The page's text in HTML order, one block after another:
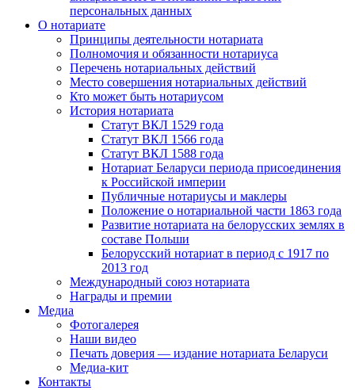
персональных данных
О нотариате
Принципы деятельности нотариата
Полномочия и обязанности нотариуса
Перечень нотариальных действий
Место совершения нотариальных действий
Кто может быть нотариусом
История нотариата
Статут ВКЛ 1529 года
Статут ВКЛ 1566 года
Статут ВКЛ 1588 года
Нотариат Беларуси периода присоединения
к Российской империи
Публичные нотариусы и маклеры
Положение о нотариальной части 1863 года
Развитие нотариата на белорусских землях в
составе Польши
Белорусский нотариат в период с 1917 по
2013 год
Международный союз нотариата
Награды и премии
Медиа
Фотогалерея
Наши видео
Печать доверия — издание нотариата Беларуси
Медиа-кит
Контакты